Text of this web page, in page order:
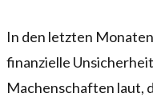
In den letzten
finanzielle
Machenschaften laut,